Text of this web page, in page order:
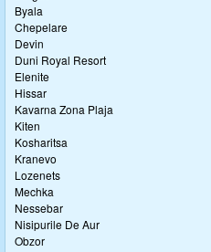
Byala
Chepelare
Devin
Duni Royal Resort
Elenite
Hissar
Kavarna Zona Plaja
Kiten
Kosharitsa
Kranevo
Lozenets
Mechka
Nessebar
Nisipurile De Aur
Obzor